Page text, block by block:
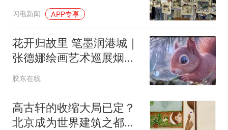
市美术馆举行
闪电新闻 APP专享
花开归故里 笔墨润港城｜
张德娜绘画艺术巡展烟台
站温情启幕
胶东在线
高古轩的收缩大局已定？
北京成为世界建筑之都｜